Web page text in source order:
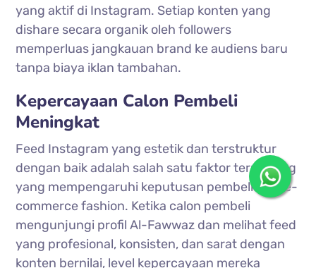
yang aktif di Instagram. Setiap konten yang
dishare secara organik oleh followers
memperluas jangkauan brand ke audiens baru
tanpa biaya iklan tambahan.
Kepercayaan Calon Pembeli
Meningkat
Feed Instagram yang estetik dan terstruktur
dengan baik adalah salah satu faktor terpenting
yang mempengaruhi keputusan pembelian di e-
commerce fashion. Ketika calon pembeli
mengunjungi profil Al-Fawwaz dan melihat feed
yang profesional, konsisten, dan sarat dengan
konten bernilai, level kepercayaan mereka